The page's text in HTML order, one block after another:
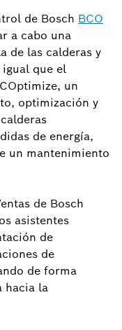
de Bosch BCO
a cabo una
de las calderas y
que el
un
optimización y
de energía,
un mantenimiento
de Bosch
asistentes
de
de
de forma
hacia la